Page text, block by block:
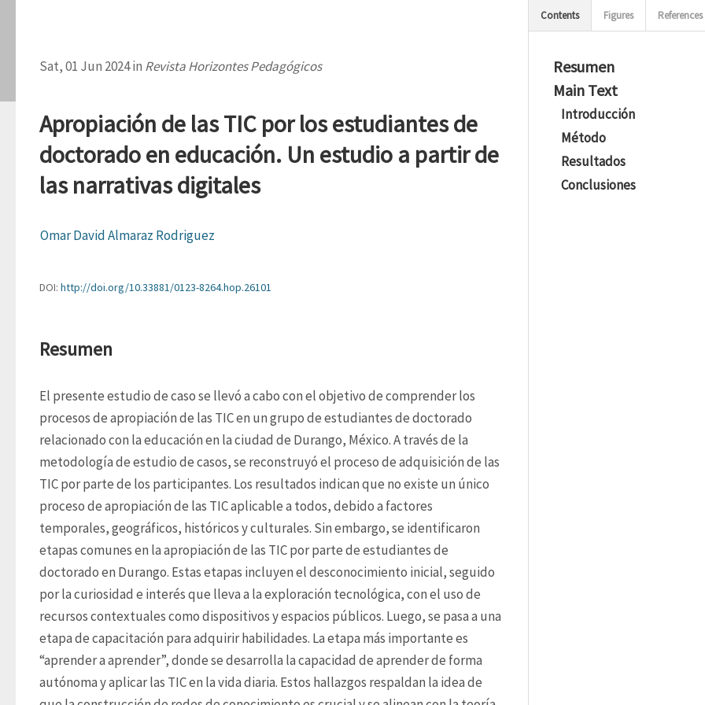
Sat, 01 Jun 2024 in Revista Horizontes Pedagógicos
Apropiación de las TIC por los estudiantes de
doctorado en educación. Un estudio a partir de
las narrativas digitales
Omar David Almaraz Rodriguez
DOI: http://doi.org/10.33881/0123-8264.hop.26101
Resumen
El presente estudio de caso se llevó a cabo con el objetivo de comprender los
procesos de apropiación de las TIC en un grupo de estudiantes de doctorado
relacionado con la educación en la ciudad de Durango, México. A través de la
metodología de estudio de casos, se reconstruyó el proceso de adquisición de las
TIC por parte de los participantes. Los resultados indican que no existe un único
proceso de apropiación de las TIC aplicable a todos, debido a factores
temporales, geográficos, históricos y culturales. Sin embargo, se identificaron
etapas comunes en la apropiación de las TIC por parte de estudiantes de
doctorado en Durango. Estas etapas incluyen el desconocimiento inicial, seguido
por la curiosidad e interés que lleva a la exploración tecnológica, con el uso de
recursos contextuales como dispositivos y espacios públicos. Luego, se pasa a una
etapa de capacitación para adquirir habilidades. La etapa más importante es
“aprender a aprender”, donde se desarrolla la capacidad de aprender de forma
autónoma y aplicar las TIC en la vida diaria. Estos hallazgos respaldan la idea de
Resumen
Main Text
Introducción
Método
Resultados
Conclusiones
Contents Figures References